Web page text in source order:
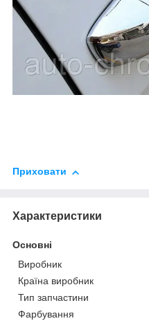
Приховати
Характеристики
Основні
Виробник
Країна виробник
Тип запчастини
Фарбування